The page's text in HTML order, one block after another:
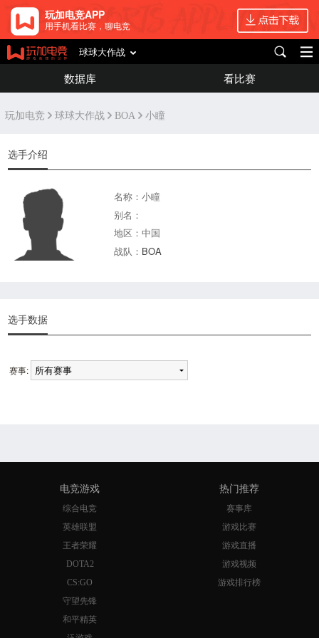
玩加电竞APP
用手机看比赛，聊电竞
球球大作战
数据库 看比赛
玩加电竞 球球大作战 BOA 小瞳
选手介绍
名称：小瞳
别名：
地区：中国
战队： BOA
选手数据
赛事:
电竞游戏
综合电竞
英雄联盟
王者荣耀
DOTA2
CS:GO
守望先锋
和平精英
热门推荐
赛事库
游戏比赛
游戏直播
游戏视频
游戏排行榜